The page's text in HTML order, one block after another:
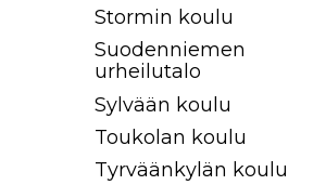
Stormin koulu
Suodenniemen
urheilutalo
Sylvään koulu
Toukolan koulu
Tyrväänkylän koulu